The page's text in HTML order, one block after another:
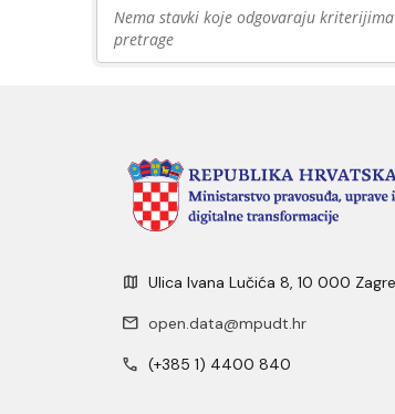
Nema stavki koje odgovaraju kriterijima
pretrage